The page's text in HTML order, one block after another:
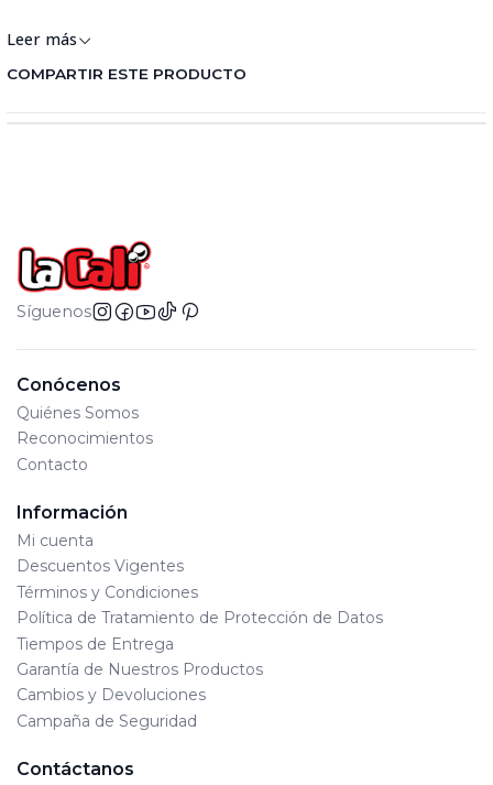
Leer más
COMPARTIR ESTE PRODUCTO
Síguenos
Conócenos
Quiénes Somos
Reconocimientos
Contacto
Información
Mi cuenta
Descuentos Vigentes
Términos y Condiciones
Política de Tratamiento de Protección de Datos
Tiempos de Entrega
Garantía de Nuestros Productos
Cambios y Devoluciones
Campaña de Seguridad
Contáctanos